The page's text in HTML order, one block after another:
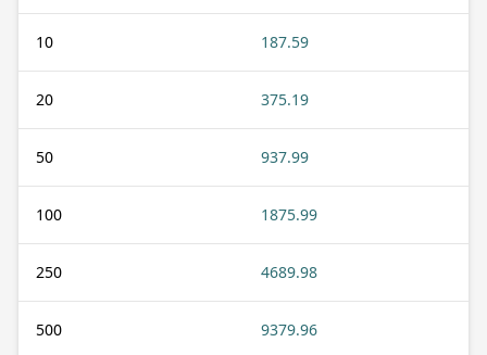
10 187.59
20 375.19
50 937.99
100 1875.99
250 4689.98
500 9379.96